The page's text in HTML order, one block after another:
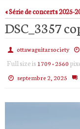
« Série de concerts 2025-
DSC_3357
ottawaguitarsociety
Full size is 1709 × 2560
septembre 2, 2025